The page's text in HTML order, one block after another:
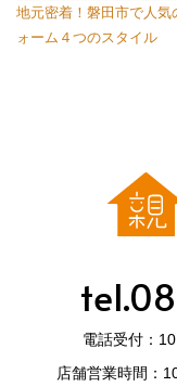
地元密着！磐田市で人気
ォーム４つのスタイル
電話受付：
店舗営業時間：